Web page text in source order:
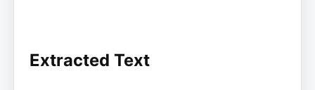
Extracted Text